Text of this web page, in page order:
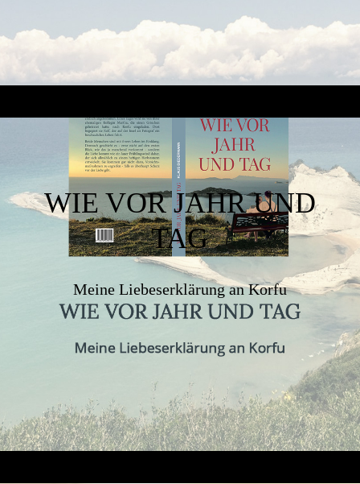
WIE VOR JAHR UND
TAG
Meine Liebeserklärung an Korfu